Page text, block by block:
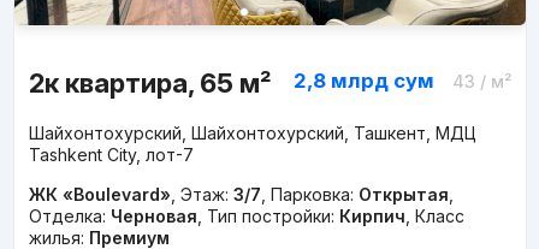
2к квартира, 65 м² 2,8 млрд сум 43 / м²
Шайхонтохурский, Шайхонтохурский, Ташкент, МДЦ
Tashkent City, лот-7
ЖК «Boulevard» Этаж: 3/7 Парковка: Открытая
Отделка: Черновая Тип постройки: Кирпич Класс
жилья: Премиум